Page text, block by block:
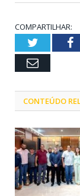
COMPARTILHAR:
Twitter
Email
CONTEÚDO